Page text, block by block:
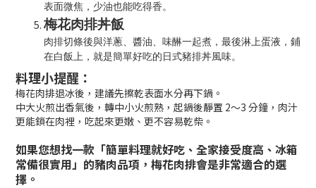
表面微焦，少油也能吃得香。
梅花肉排丼飯
肉排切條後與洋蔥、醬油、味醂一起煮，最後淋上蛋液，鋪
在白飯上，就是簡單好吃的日式豬排丼風味。
料理小提醒：
梅花肉排退冰後，建議先擦乾表面水分再下鍋。
中大火煎出香氣後，轉中小火煎熟，起鍋後靜置 2～3 分鐘，肉汁
更能鎖在肉裡，吃起來更嫩、更不容易乾柴。
如果您想找一款「簡單料理就好吃、全家接受度高、冰箱
常備很實用」的豬肉品項，梅花肉排會是非常適合的選
擇。